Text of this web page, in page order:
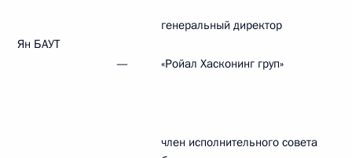
Ян БАУТ
—
генеральный директор
«Ройал Хасконинг груп»
член исполнительного совета